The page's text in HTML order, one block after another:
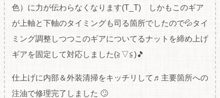
色）に力が伝わらなくなります(T_T) しかもこのギア
が上軸と下軸のタイミングも司る箇所でしたので💦タイ
ミング調整しつつこのギアについてるナットを締め上げ
ギアを固定して対応しました(≧▽≦)🎵
仕上げに内部＆外装清掃をキッチリして♬主要箇所への
注油で修理完了しました 🙄